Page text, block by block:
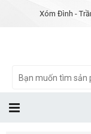
Xóm Đình -